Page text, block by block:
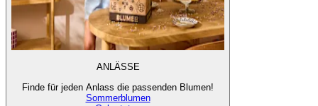
ANLÄSSE
Finde für jeden Anlass die passenden Blumen!
Sommerblumen